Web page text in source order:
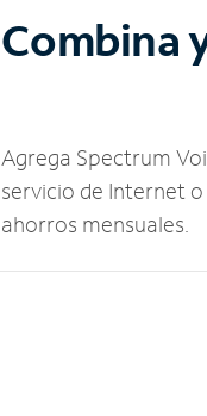
Combina
Agrega Spectrum
servicio de Internet
ahorros mensuales.